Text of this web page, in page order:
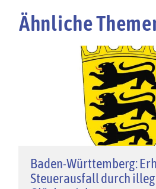
Ähnliche
Baden-Württemberg:
Steuerausfall durch